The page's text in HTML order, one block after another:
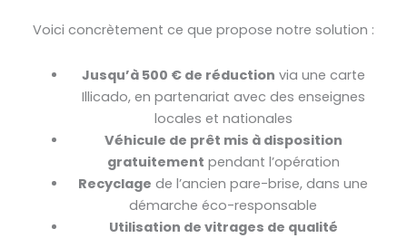
Voici concrètement ce que propose notre solution :
Jusqu’à 500 € de réduction via une carte
Illicado, en partenariat avec des enseignes
locales et nationales
Véhicule de prêt mis à disposition
gratuitement pendant l’opération
Recyclage de l’ancien pare-brise, dans une
démarche éco-responsable
Utilisation de vitrages de qualité